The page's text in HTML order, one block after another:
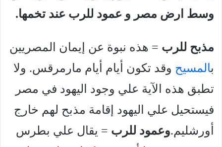
وسط ارض مصر و عمود للرب عند تخمها.
مذبح للرب = هذه نبوة عن إيمان المصريين
بالمسيح وقد تكون أيام أيام مارمرقس. ولا
تطبق هذه الآية علي وجود اليهود في مصر
فيستحيل علي اليهود إقامة مذبح لهم خارج
أورشليم.وعمود للرب = يقال علي بطرس